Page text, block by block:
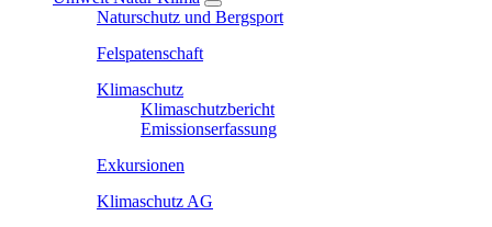
Naturschutz und Bergsport
Felspatenschaft
Klimaschutz
Klimaschutzbericht
Emissionserfassung
Exkursionen
Klimaschutz AG